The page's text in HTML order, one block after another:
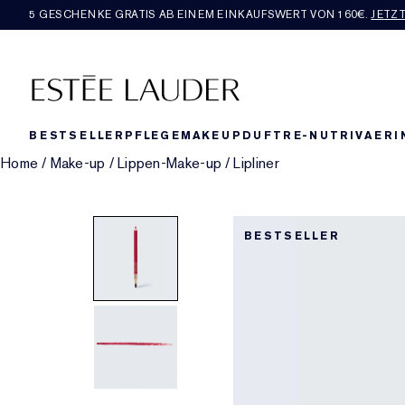
5 GESCHENKE GRATIS AB EINEM EINKAUFSWERT VON 160€​.
BESTSELLER PFLEGEMAKEUP DUFT RE-NUTRIV
Home / Make-up /Lippen-Make-up / Lipliner
BESTSELLER